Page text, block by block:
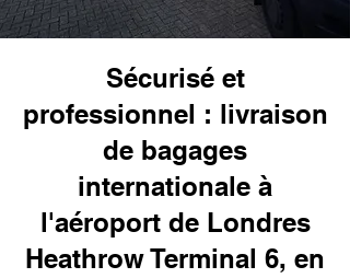
Sécurisé et
professionnel : livraison
de bagages
internationale à
l'aéroport de Londres
Heathrow Terminal 6, en